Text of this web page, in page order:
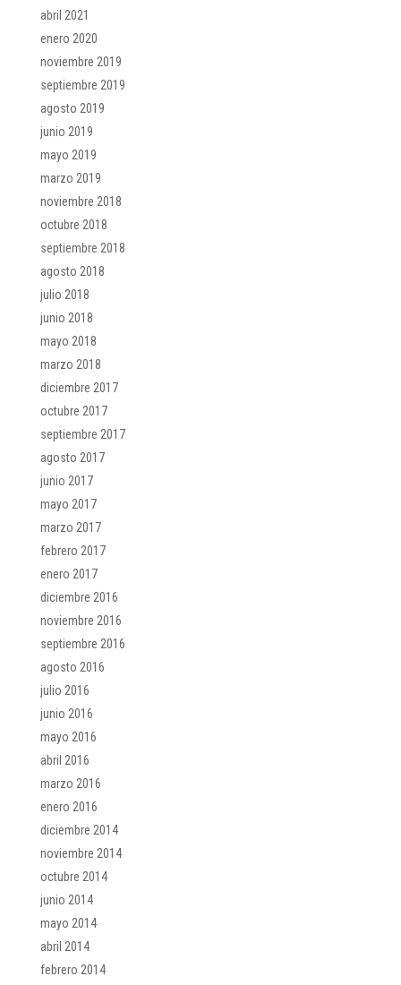
abril 2021
enero 2020
noviembre 2019
septiembre 2019
agosto 2019
junio 2019
mayo 2019
marzo 2019
noviembre 2018
octubre 2018
septiembre 2018
agosto 2018
julio 2018
junio 2018
mayo 2018
marzo 2018
diciembre 2017
octubre 2017
septiembre 2017
agosto 2017
junio 2017
mayo 2017
marzo 2017
febrero 2017
enero 2017
diciembre 2016
noviembre 2016
septiembre 2016
agosto 2016
julio 2016
junio 2016
mayo 2016
abril 2016
marzo 2016
enero 2016
diciembre 2014
noviembre 2014
octubre 2014
junio 2014
mayo 2014
abril 2014
febrero 2014